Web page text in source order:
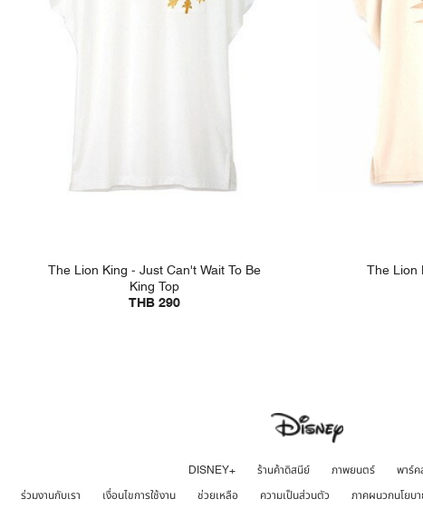
The Lion King - Just Can't Wait To Be
King Top
THB 290
The Lion
DISNEY+ ร้านค้าดิสนีย์ ภาพยนตร์
พาร์ค
ร่วมงานกับเรา เงื่อนไขการใช้งาน ช่วยเหลือ ความเป็นส่วนตัว ภาคผนวกนโยบ